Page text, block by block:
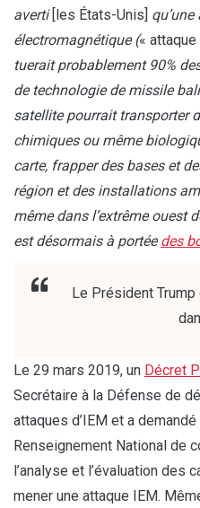
averti [les États-Unis]
électromagnétique (« attaque
tuerait probablement 90%
de technologie de missile
satellite pourrait transporter
chimiques ou même
carte, frapper des bases et
région et des installations
même dans l’extrême ouest
est désormais à portéedes
Le Président
Le 29 mars 2019, un Décret
Secrétaire à la Défense de
attaques d’IEM et a
Renseignement National de
l’analyse et l’évaluation des
mener une attaque IEM.